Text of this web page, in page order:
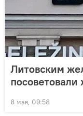
Литовским
посоветовали
8 мая, 09:58